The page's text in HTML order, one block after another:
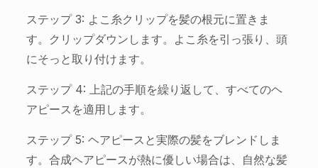
ステップ 3: よこ糸クリップを髪の根元に置きま
す。クリップダウンします。よこ糸を引っ張り、頭
にそっと取り付けます。
ステップ 4: 上記の手順を繰り返して、すべてのヘ
アピースを適用します。
ステップ 5: ヘアピースと実際の髪をブレンドしま
す。合成ヘアピースが熱に優しい場合は、自然な髪